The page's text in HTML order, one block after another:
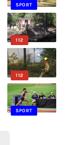
SPORT
112
112
SPORT